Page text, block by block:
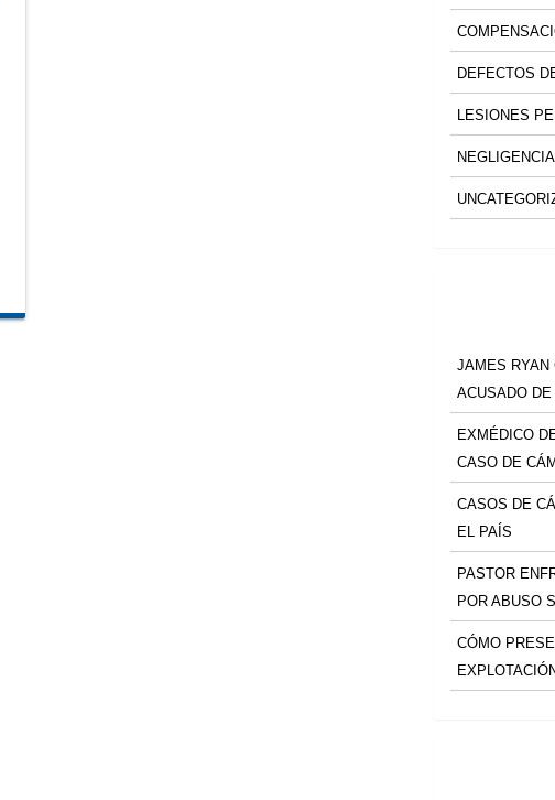
DEFECTOS
LESIONES
JAMES RYAN
ACUSADO
EXMÉDICO
CASO DE
CASOS DE
EL PAÍS
PASTOR
POR ABUSO
CÓMO